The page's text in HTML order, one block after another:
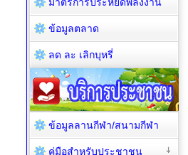
ข้อมูลตลาด
ลด ละ เลิกบุหรี่
ข้อมูลลานกีฬา/สนามกีฬา
คู่มือสำหรับประชาชน